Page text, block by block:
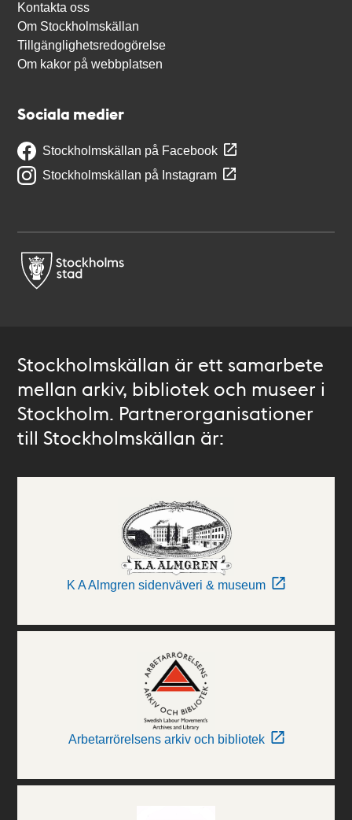
Kontakta oss
Om Stockholmskällan
Tillgänglighetsredogörelse
Om kakor på webbplatsen
Sociala medier
Stockholmskällan på Facebook
Stockholmskällan på Instagram
Stockholmskällan är ett samarbete
mellan arkiv, bibliotek och museer i
Stockholm. Partnerorganisationer
till Stockholmskällan är:
K A Almgren sidenväveri & museum
Arbetarrörelsens arkiv och bibliotek